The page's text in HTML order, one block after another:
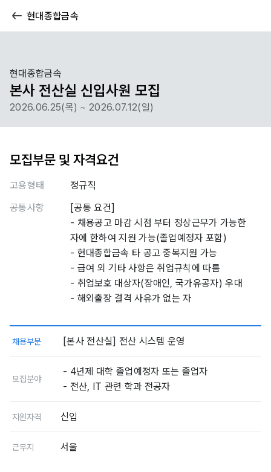
현대종합금속
현대종합금속
본사 전산실 신입사원 모집
2026.06.25(목) ~ 2026.07.12(일)
모집부문 및 자격요건
고용형태
정규직
공통사항
[공통 요건]
- 채용공고 마감 시점 부터 정상근무가 가능한
자에 한하여 지원 가능(졸업예정자 포함)
- 현대종합금속 타 공고 중복지원 가능
- 급여 외 기타 사항은 취업규칙에 따름
- 취업보호 대상자(장애인, 국가유공자) 우대
- 해외출장 결격 사유가 없는 자
채용부문 [본사 전산실] 전산 시스템 운영
모집분야
- 4년제 대학 졸업예정자 또는 졸업자
- 전산, IT 관련 학과 전공자
지원자격 신입
근무지 서울